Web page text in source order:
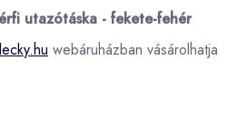
utazótáska - fekete-fehér
webáruházban vásárolhatja